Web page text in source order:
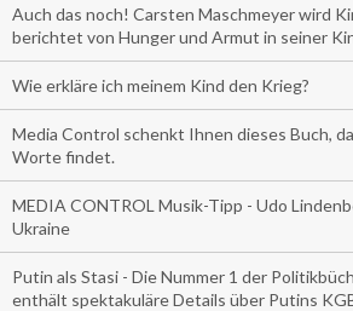
Auch das noch! Carsten Maschmeyer wird
berichtet von Hunger und Armut in seiner
Wie erkläre ich meinem Kind den Krieg?
Media Control schenkt Ihnen dieses Buch,
Worte findet.
MEDIA CONTROL Musik-Tipp - Udo
Ukraine
Putin als Stasi - Die Nummer 1 der
enthält spektakuläre Details über Putins